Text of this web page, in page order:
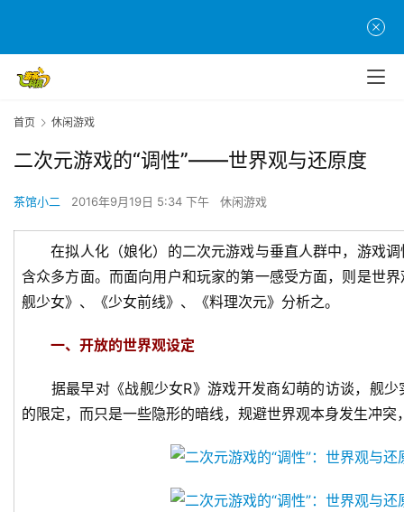
首页 休闲游戏
二次元游戏的“调性”——世界观与还原度
茶馆小二 2016年9月19日 5:34 下午 休闲游戏
在拟人化（娘化）的二次元游戏与垂直人群中，游戏调
含众多方面。而面向用户和玩家的第一感受方面，则是世
舰少女》、《少女前线》、《料理次元》分析之。
一、开放的世界观设定
据最早对《战舰少女R》游戏开发商幻萌的访谈，舰少
的限定，而只是一些隐形的暗线，规避世界观本身发生冲突